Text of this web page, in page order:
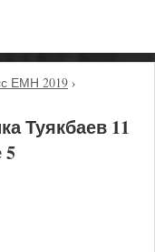
ЕМН 2019 ›
Туякбаев 11
5